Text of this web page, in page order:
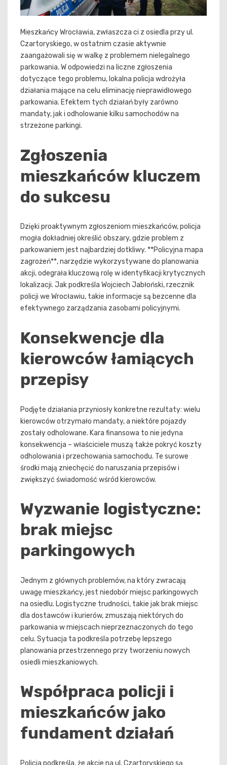
Mieszkańcy Wrocławia, zwłaszcza ci z osiedla przy ul.
Czartoryskiego, w ostatnim czasie aktywnie
zaangażowali się w walkę z problemem nielegalnego
parkowania. W odpowiedzi na liczne zgłoszenia
dotyczące tego problemu, lokalna policja wdrożyła
działania mające na celu eliminację nieprawidłowego
parkowania. Efektem tych działań były zarówno
mandaty, jak i odholowanie kilku samochodów na
strzeżone parkingi.
Zgłoszenia
mieszkańców kluczem
do sukcesu
Dzięki proaktywnym zgłoszeniom mieszkańców, policja
mogła dokładniej określić obszary, gdzie problem z
parkowaniem jest najbardziej dotkliwy. **Policyjna mapa
zagrożeń**, narzędzie wykorzystywane do planowania
akcji, odegrała kluczową rolę w identyfikacji krytycznych
lokalizacji. Jak podkreśla Wojciech Jabłoński, rzecznik
policji we Wrocławiu, takie informacje są bezcenne dla
efektywnego zarządzania zasobami policyjnymi.
Konsekwencje dla
kierowców łamiących
przepisy
Podjęte działania przyniosły konkretne rezultaty: wielu
kierowców otrzymało mandaty, a niektóre pojazdy
zostały odholowane. Kara finansowa to nie jedyna
konsekwencja – właściciele muszą także pokryć koszty
odholowania i przechowania samochodu. Te surowe
środki mają zniechęcić do naruszania przepisów i
zwiększyć świadomość wśród kierowców.
Wyzwanie logistyczne:
brak miejsc
parkingowych
Jednym z głównych problemów, na który zwracają
uwagę mieszkańcy, jest niedobór miejsc parkingowych
na osiedlu. Logistyczne trudności, takie jak brak miejsc
dla dostawców i kurierów, zmuszają niektórych do
parkowania w miejscach nieprzeznaczonych do tego
celu. Sytuacja ta podkreśla potrzebę lepszego
planowania przestrzennego przy tworzeniu nowych
osiedli mieszkaniowych.
Współpraca policji i
mieszkańców jako
fundament działań
Policja podkreśla, że akcje na ul. Czartoryskiego są